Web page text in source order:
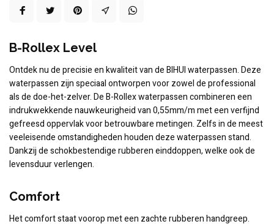
B-Rollex Level
Ontdek nu de precisie en kwaliteit van de BIHUI waterpassen. Deze
waterpassen zijn speciaal ontworpen voor zowel de professional
als de doe-het-zelver. De B-Rollex waterpassen combineren een
indrukwekkende nauwkeurigheid van 0,55mm/m met een verfijnd
gefreesd oppervlak voor betrouwbare metingen. Zelfs in de meest
veeleisende omstandigheden houden deze waterpassen stand.
Dankzij de schokbestendige rubberen einddoppen, welke ook de
levensduur verlengen.
Comfort
Het comfort staat voorop met een zachte rubberen handgreep.